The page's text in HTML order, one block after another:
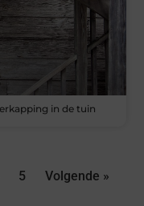
in de tuin
5 Volgende »